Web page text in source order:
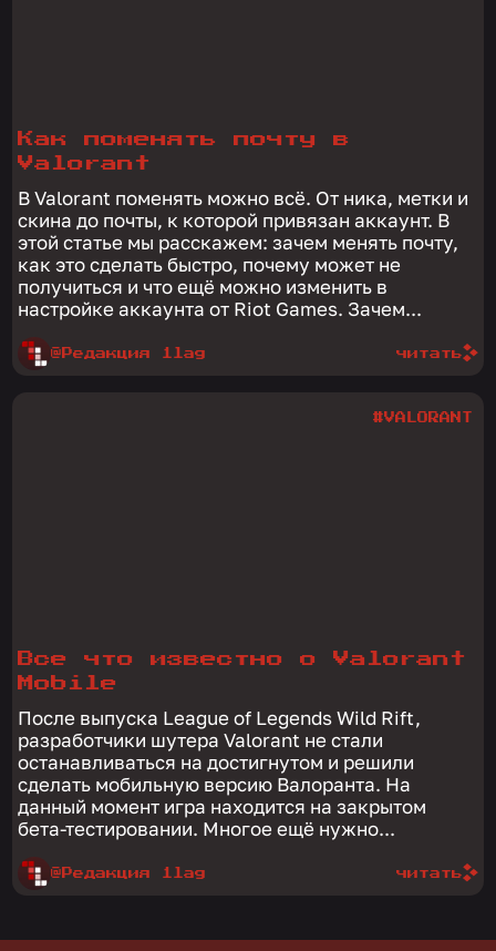
Как поменять почту в
Valorant
В Valorant поменять можно всё. От ника, метки и
скина до почты, к которой привязан аккаунт. В
этой статье мы расскажем: зачем менять почту,
как это сделать быстро, почему может не
получиться и что ещё можно изменить в
настройке аккаунта от Riot Games. Зачем...
@Редакция 1lag читать
Все что известно о Valorant
Mobile
После выпуска League of Legends Wild Rift,
разработчики шутера Valorant не стали
останавливаться на достигнутом и решили
сделать мобильную версию Валоранта. На
данный момент игра находится на закрытом
бета-тестировании. Многое ещё нужно...
@Редакция 1lag
#VALORANT
читать